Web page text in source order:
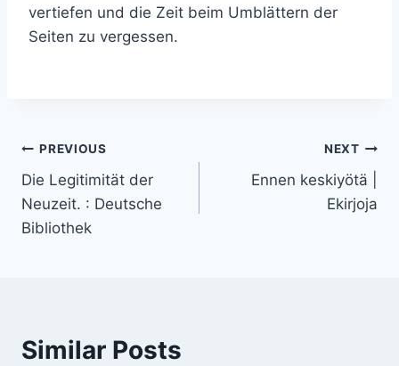
vertiefen und die Zeit beim Umblättern der
Seiten zu vergessen.
PREVIOUS
Die Legitimität der
Neuzeit. : Deutsche
Bibliothek
NEXT
Ennen keskiyötä |
Ekirjoja
Similar Posts